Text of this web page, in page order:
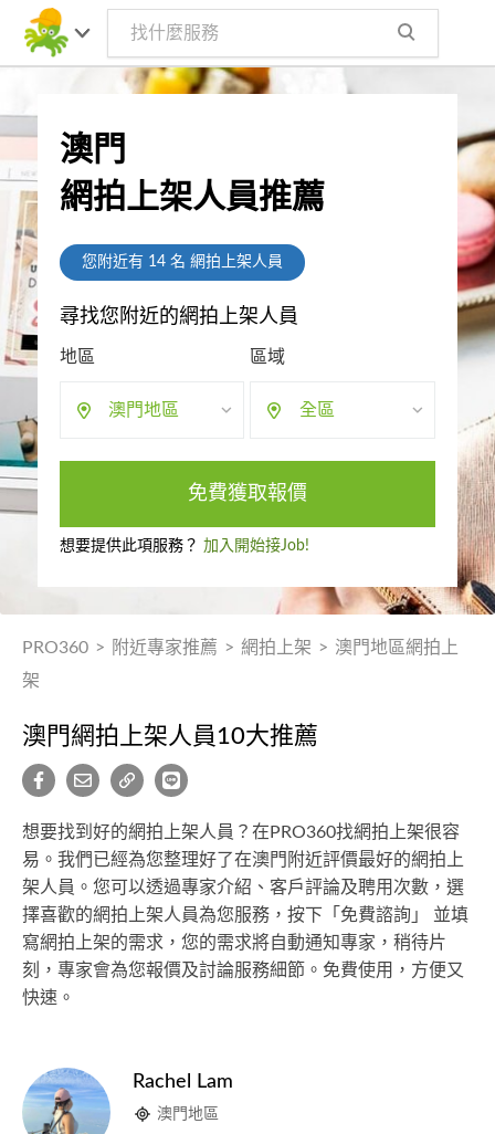
澳門
網拍上架人員推薦
您附近有 14名 網拍上架人員
尋找您附近的網拍上架人員
地區
澳門地區
區域
全區
免費獲取報價
想要提供此項服務？ 加入開始接Job!
PRO360 > 附近專家推薦 > 網拍上架 > 澳門地區網拍上
架
澳門網拍上架人員10大推薦
想要找到好的網拍上架人員？在PRO360找網拍上架很容
易。我們已經為您整理好了在澳門附近評價最好的網拍上
架人員。您可以透過專家介紹、客戶評論及聘用次數，選
擇喜歡的網拍上架人員為您服務，按下「免費諮詢」 並填
寫網拍上架的需求，您的需求將自動通知專家，稍待片
刻，專家會為您報價及討論服務細節。免費使用，方便又
快速。
Rachel Lam
澳門地區